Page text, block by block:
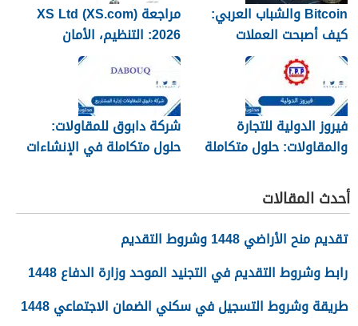
Bitcoin والشباب العربي:
كيف أصبحت العملات
المشفرة عملة الإنترنت للجيل
الجديد
مراجعة XS Ltd (XS.com)
2026: التنظيم، الأمان
والسحوبات
فيروز الدولية للتجارة
والمقاولات: حلول متكاملة
المشاريع
شركة دابوق للمقاولات:
حلول متكاملة في الإنشاءات
أحدث المقالات
تقديم منح الأراضي 1448 وشروط التقديم
رابط وشروط التقديم في التجنيد الموحد وزارة الدفاع 1448
طريقة وشروط التسجيل في سكني الضمان الاجتماعي 1448